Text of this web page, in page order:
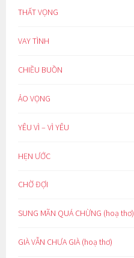
THẤT VỌNG
VAY TÌNH
CHIỀU BUỒN
ẢO VỌNG
YÊU VÌ – VÌ YÊU
HẸN ƯỚC
CHỜ ĐỢI
SUNG MÃN QUÁ CHỪNG (hoạ thơ)
GIÀ VẪN CHƯA GIÀ (hoạ thơ)